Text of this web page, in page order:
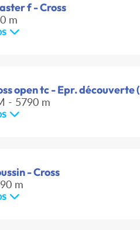
f - Cross
m
open tc - Epr. découverte
- 5790 m
- Cross
m